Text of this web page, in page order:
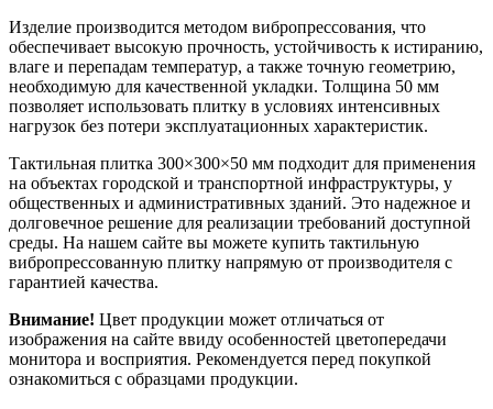
Изделие производится методом вибропрессования, что
обеспечивает высокую прочность, устойчивость к истиранию,
влаге и перепадам температур, а также точную геометрию,
необходимую для качественной укладки. Толщина 50 мм
позволяет использовать плитку в условиях интенсивных
нагрузок без потери эксплуатационных характеристик.
Тактильная плитка 300×300×50 мм подходит для применения
на объектах городской и транспортной инфраструктуры, у
общественных и административных зданий. Это надежное и
долговечное решение для реализации требований доступной
среды. На нашем сайте вы можете купить тактильную
вибропрессованную плитку напрямую от производителя с
гарантией качества.
Внимание! Цвет продукции может отличаться от
изображения на сайте ввиду особенностей цветопередачи
монитора и восприятия. Рекомендуется перед покупкой
ознакомиться с образцами продукции.